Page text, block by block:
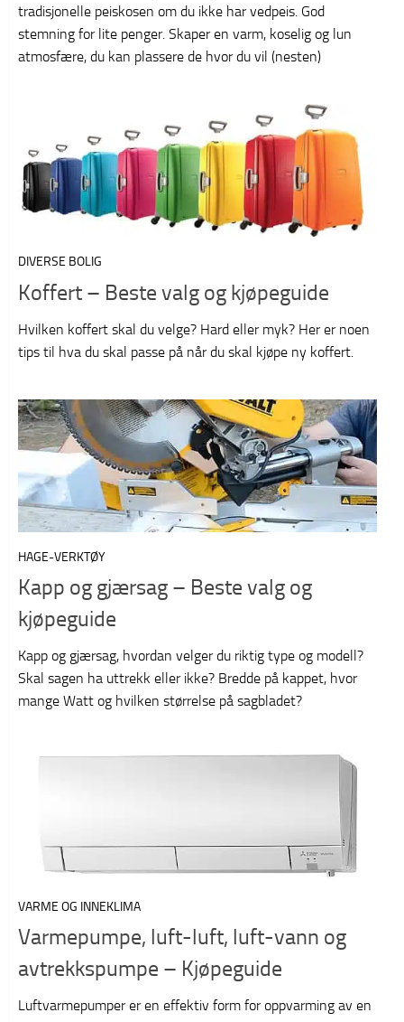
tradisjonelle peiskosen om du ikke har vedpeis. God
stemning for lite penger. Skaper en varm, koselig og lun
atmosfære, du kan plassere de hvor du vil (nesten)
DIVERSE BOLIG
Koffert – Beste valg og kjøpeguide
Hvilken koffert skal du velge? Hard eller myk? Her er noen
tips til hva du skal passe på når du skal kjøpe ny koffert.
HAGE-VERKTØY
Kapp og gjærsag – Beste valg og
kjøpeguide
Kapp og gjærsag, hvordan velger du riktig type og modell?
Skal sagen ha uttrekk eller ikke? Bredde på kappet, hvor
mange Watt og hvilken størrelse på sagbladet?
VARME OG INNEKLIMA
Varmepumpe, luft-luft, luft-vann og
avtrekkspumpe – Kjøpeguide
Luftvarmepumper er en effektiv form for oppvarming av en